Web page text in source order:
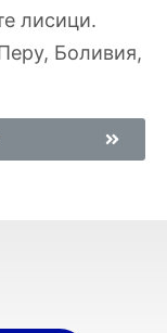
лисици.
Боливия,